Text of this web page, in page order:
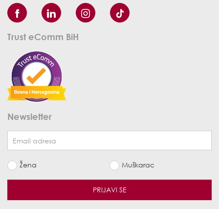
Trust eComm BiH
Newsletter
Žena Muškarac
PRIJAVI SE